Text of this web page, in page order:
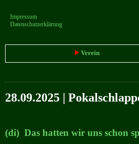
Impressum
Datenschutzerklärung
Verein
28.09.2025 |
(di) Das hatten wir uns schon